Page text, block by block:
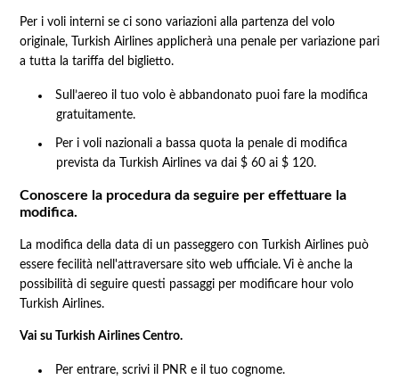
Per i voli interni se ci sono variazioni alla partenza del volo
originale, Turkish Airlines applicherà una penale per variazione pari
a tutta la tariffa del biglietto.
Sull’aereo il tuo volo è abbandonato puoi fare la modifica
gratuitamente.
Per i voli nazionali a bassa quota la penale di modifica
prevista da Turkish Airlines va dai $ 60 ai $ 120.
Conoscere la procedura da seguire per effettuare la
modifica.
La modifica della data di un passeggero con Turkish Airlines può
essere fecilità nell'attraversare sito web ufficiale. Vi è anche la
possibilità di seguire questi passaggi per modificare hour volo
Turkish Airlines.
Vai su Turkish Airlines Centro.
Per entrare, scrivi il PNR e il tuo cognome.